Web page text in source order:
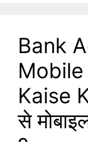
Bank
Kaise
से